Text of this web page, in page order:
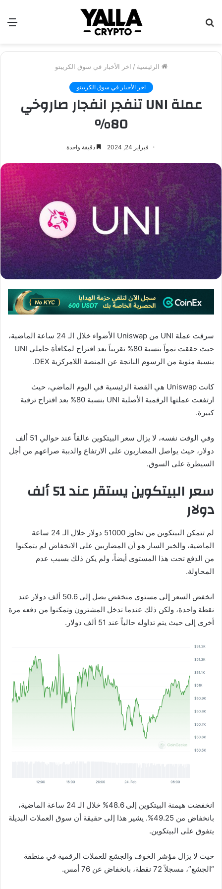
الرئيسية / اخر الأخبار في سوق الكريبتو
اخر الأخبار في سوق الكريبتو
عملة UNI تنفجر انفجار صاروخي
80%
فبراير 24, 2024 دقيقة واحدة
سرقت عملة UNI من Uniswap الأضواء خلال الـ 24 ساعة الماضية،
حيث حققت نمواً بنسبة 80% تقريباً بعد اقتراح لمكافأة حاملي UNI
بنسبة مئوية من الرسوم الناتجة عن المنصة اللامركزية DEX.
كانت Uniswap هي القصة الرئيسية في اليوم الماضي، حيث
ارتفعت عملتها الرقمية الأصلية UNI بنسبة 80% بعد اقتراح ترقية
كبيرة.
وفي الوقت نفسه، لا يزال سعر البيتكوين عالقاً عند حوالي 51 ألف
دولار، حيث يواصل المضاربون على الارتفاع والدببة صراعهم من أجل
السيطرة على السوق.
سعر البيتكوين يستقر عند 51 ألف
دولار
لم تتمكن البيتكوين من تجاوز 51000 دولار خلال الـ 24 ساعة
الماضية، والخبر السار هو أن المضاربين على الانخفاض لم يتمكنوا
من الدفع تحت هذا المستوى أيضاً، ولم يكن ذلك بسبب عدم
المحاولة.
انخفض السعر إلى مستوى منخفض يصل إلى 50.6 ألف دولار عند
نقطة واحدة، ولكن ذلك عندما تدخل المشترون وتمكنوا من دفعه مرة
أخرى إلى حيث يتم تداوله حالياً عند 51 ألف دولار.
انخفضت هيمنة البيتكوين إلى 48.6% خلال الـ 24 ساعة الماضية،
بانخفاض من 49.25%. يشير هذا إلى حقيقة أن سوق العملات البديلة
يتفوق على البيتكوين.
حيث لا يزال مؤشر الخوف والجشع للعملات الرقمية في منطقة
“الجشع”، مسجلاً 72 نقطة، بانخفاض عن 76 أمس.